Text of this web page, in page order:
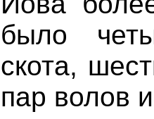
было
скота,
пар волов